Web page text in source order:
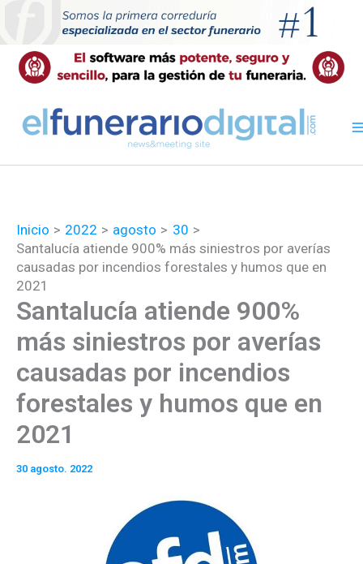
contenido
Inicio 2022 agosto
30
Santalucía atiende 900% más siniestros por averías
causadas por incendios forestales y humos que en
2021
Santalucía atiende 900%
más siniestros por averías
causadas por incendios
forestales y humos que en
2021
30 agosto. 2022